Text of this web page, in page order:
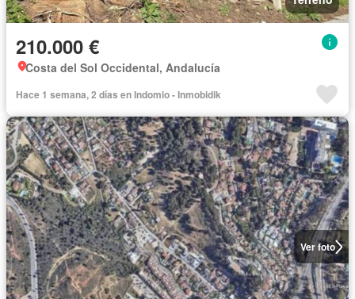
210.000 €
Costa del Sol Occidental, Andalucía
Hace 1 semana, 2 días en Indomio - Inmobidik
Ver foto